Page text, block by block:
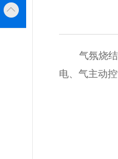
气氛烧结炉
电、气主动